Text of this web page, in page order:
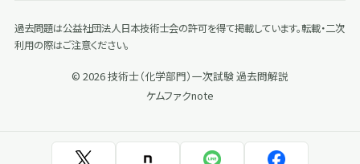
過去問題は公益社団法人日本技術士会の許可を得て掲載しています。転載・二次
利用の際はご注意ください。
© 2026 技術士（化学部門）一次試験 過去問解説
ケムファクnote